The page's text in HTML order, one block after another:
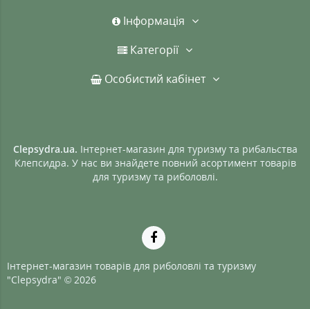
Інформація
Категорії
Особистий кабінет
Clepsydra.ua. Інтернет-магазин для туризму та рибальства
Клепсидра. У нас ви знайдете повний асортимент товарів
для туризму та риболовлі.
Інтернет-магазин товарів для риболовлі та туризму
"Clepsydra" © 2026